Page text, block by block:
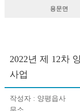
용문면
2022년 제 12차
사업
작성자 : 양평읍사